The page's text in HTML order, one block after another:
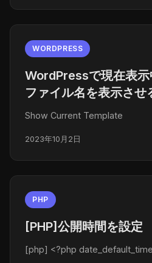
WORDPRESS
WordPressで現在表示
ファイル名を表示させ
Show Current Template
2023年10月2日
PHP
[PHP]公開時間を設定
[php] <?php